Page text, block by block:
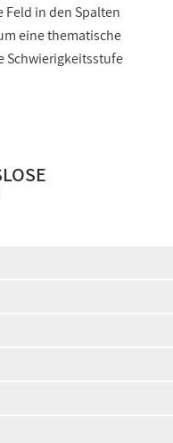
Feld in den Spalten
eine thematische
Schwierigkeitsstufe